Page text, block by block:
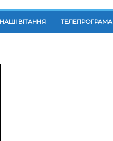
НАШІ ВІТАННЯ ТЕЛЕПРОГРАМА